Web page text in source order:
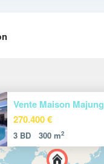
Vente Maison
270.400 €
3 BD 300 m2